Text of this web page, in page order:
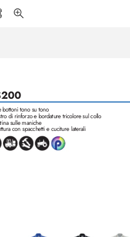
bottoni tono su tono
di rinforzo e bordature tricolore sul collo
sulle maniche
con spacchetti e cuciture laterali